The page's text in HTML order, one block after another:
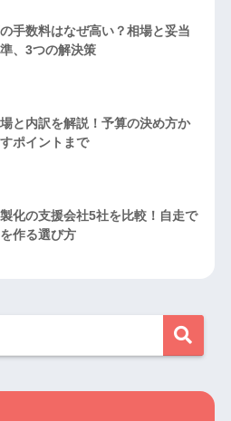
手数料はなぜ高い？相場と妥当
、3つの解決策
と内訳を解説！予算の決め方か
ポイントまで
化の支援会社5社を比較！自走で
作る選び方